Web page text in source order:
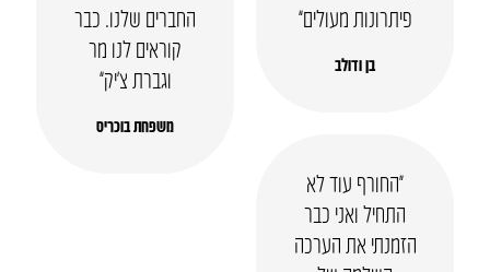
פיתרונות מעולים”
בן ודולב
החברים שלנו. כבר
קוראים לנו מר
וגברת צ’יק”
משפחת בוכריס
“החורף עוד לא
התחיל ואני כבר
הזמנתי את הערכה